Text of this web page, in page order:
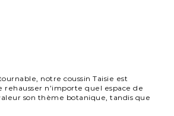
notre coussin Taisie est
n’importe quel espace de
son thème botanique, tandis que